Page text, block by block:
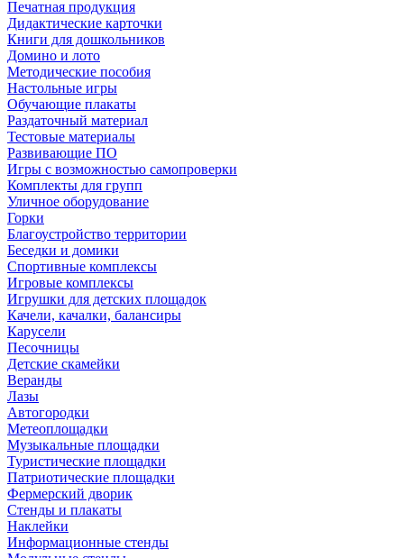
Печатная продукция
Дидактические карточки
Книги для дошкольников
Домино и лото
Методические пособия
Настольные игры
Обучающие плакаты
Раздаточный материал
Тестовые материалы
Развивающие ПО
Игры с возможностью самопроверки
Комплекты для групп
Уличное оборудование
Горки
Благоустройство территории
Беседки и домики
Спортивные комплексы
Игровые комплексы
Игрушки для детских площадок
Качели, качалки, балансиры
Карусели
Песочницы
Детские скамейки
Веранды
Лазы
Автогородки
Метеоплощадки
Музыкальные площадки
Туристические площадки
Патриотические площадки
Фермерский дворик
Стенды и плакаты
Наклейки
Информационные стенды